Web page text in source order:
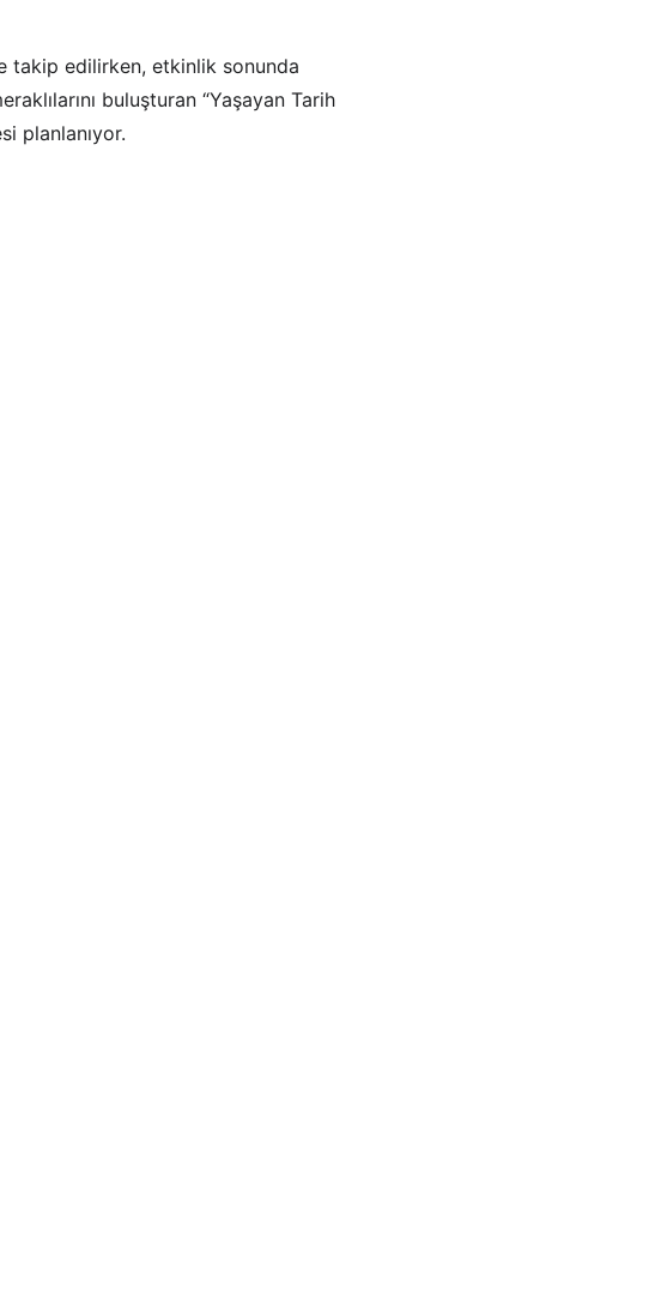
takip edilirken, etkinlik sonunda
buluşturan “Yaşayan Tarih
planlanıyor.